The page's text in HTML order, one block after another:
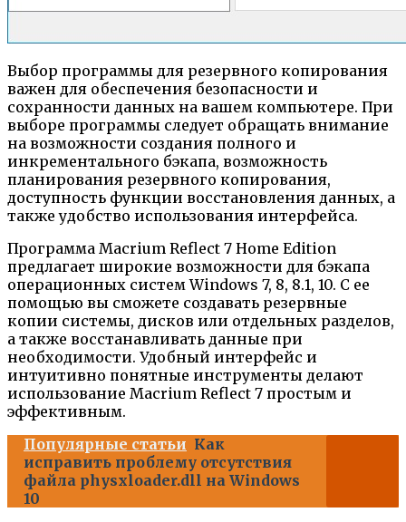
Выбор программы для резервного копирования
важен для обеспечения безопасности и
сохранности данных на вашем компьютере. При
выборе программы следует обращать внимание
на возможности создания полного и
инкрементального бэкапа, возможность
планирования резервного копирования,
доступность функции восстановления данных, а
также удобство использования интерфейса.
Программа Macrium Reflect 7 Home Edition
предлагает широкие возможности для бэкапа
операционных систем Windows 7, 8, 8.1, 10. С ее
помощью вы сможете создавать резервные
копии системы, дисков или отдельных разделов,
а также восстанавливать данные при
необходимости. Удобный интерфейс и
интуитивно понятные инструменты делают
использование Macrium Reflect 7 простым и
эффективным.
Популярные статьи Как
исправить проблему отсутствия
файла physxloader.dll на Windows
10